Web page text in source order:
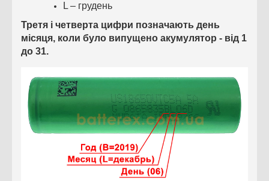
L – грудень
Третя і четверта цифри позначають день
місяця, коли було випущено акумулятор - від 1
до 31.